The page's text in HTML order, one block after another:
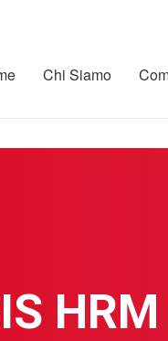
Chi Siamo
HRM